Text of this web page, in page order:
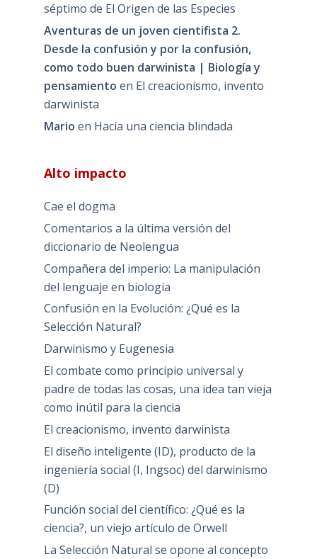
séptimo de El Origen de las Especies
Aventuras de un joven cientifista 2.
Desde la confusión y por la confusión,
como todo buen darwinista | Biología y
pensamiento en El creacionismo, invento
darwinista
Mario en Hacia una ciencia blindada
Alto impacto
Cae el dogma
Comentarios a la última versión del
diccionario de Neolengua
Compañera del imperio: La manipulación
del lenguaje en biología
Confusión en la Evolución: ¿Qué es la
Selección Natural?
Darwinismo y Eugenesia
El combate como principio universal y
padre de todas las cosas, una idea tan vieja
como inútil para la ciencia
El creacionismo, invento darwinista
El diseño inteligente (ID), producto de la
ingeniería social (I, Ingsoc) del darwinismo
(D)
Función social del científico: ¿Qué es la
ciencia?, un viejo artículo de Orwell
La Selección Natural se opone al concepto